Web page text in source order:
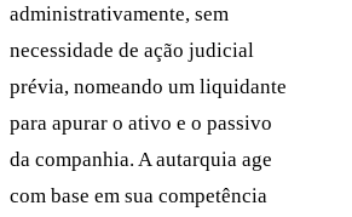
administrativamente, sem
necessidade de ação judicial
prévia, nomeando um liquidante
para apurar o ativo e o passivo
da companhia. A autarquia age
com base em sua competência